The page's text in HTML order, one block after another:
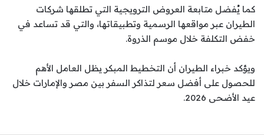
كما يُفضل متابعة العروض الترويجية التي تطلقها شركات
الطيران عبر مواقعها الرسمية وتطبيقاتها، والتي قد تساعد في
خفض التكلفة خلال موسم الذروة.
ويؤكد خبراء الطيران أن التخطيط المبكر يظل العامل الأهم
للحصول على أفضل سعر لتذاكر السفر بين مصر والإمارات خلال
عيد الأضحى 2026.